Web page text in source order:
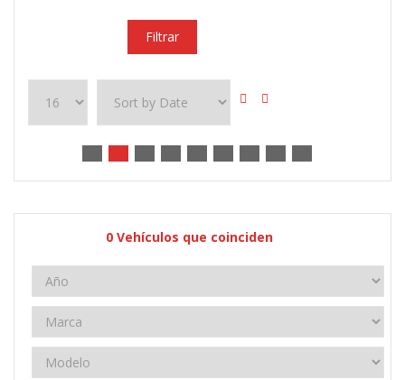
Filtrar
0 Vehículos que coinciden